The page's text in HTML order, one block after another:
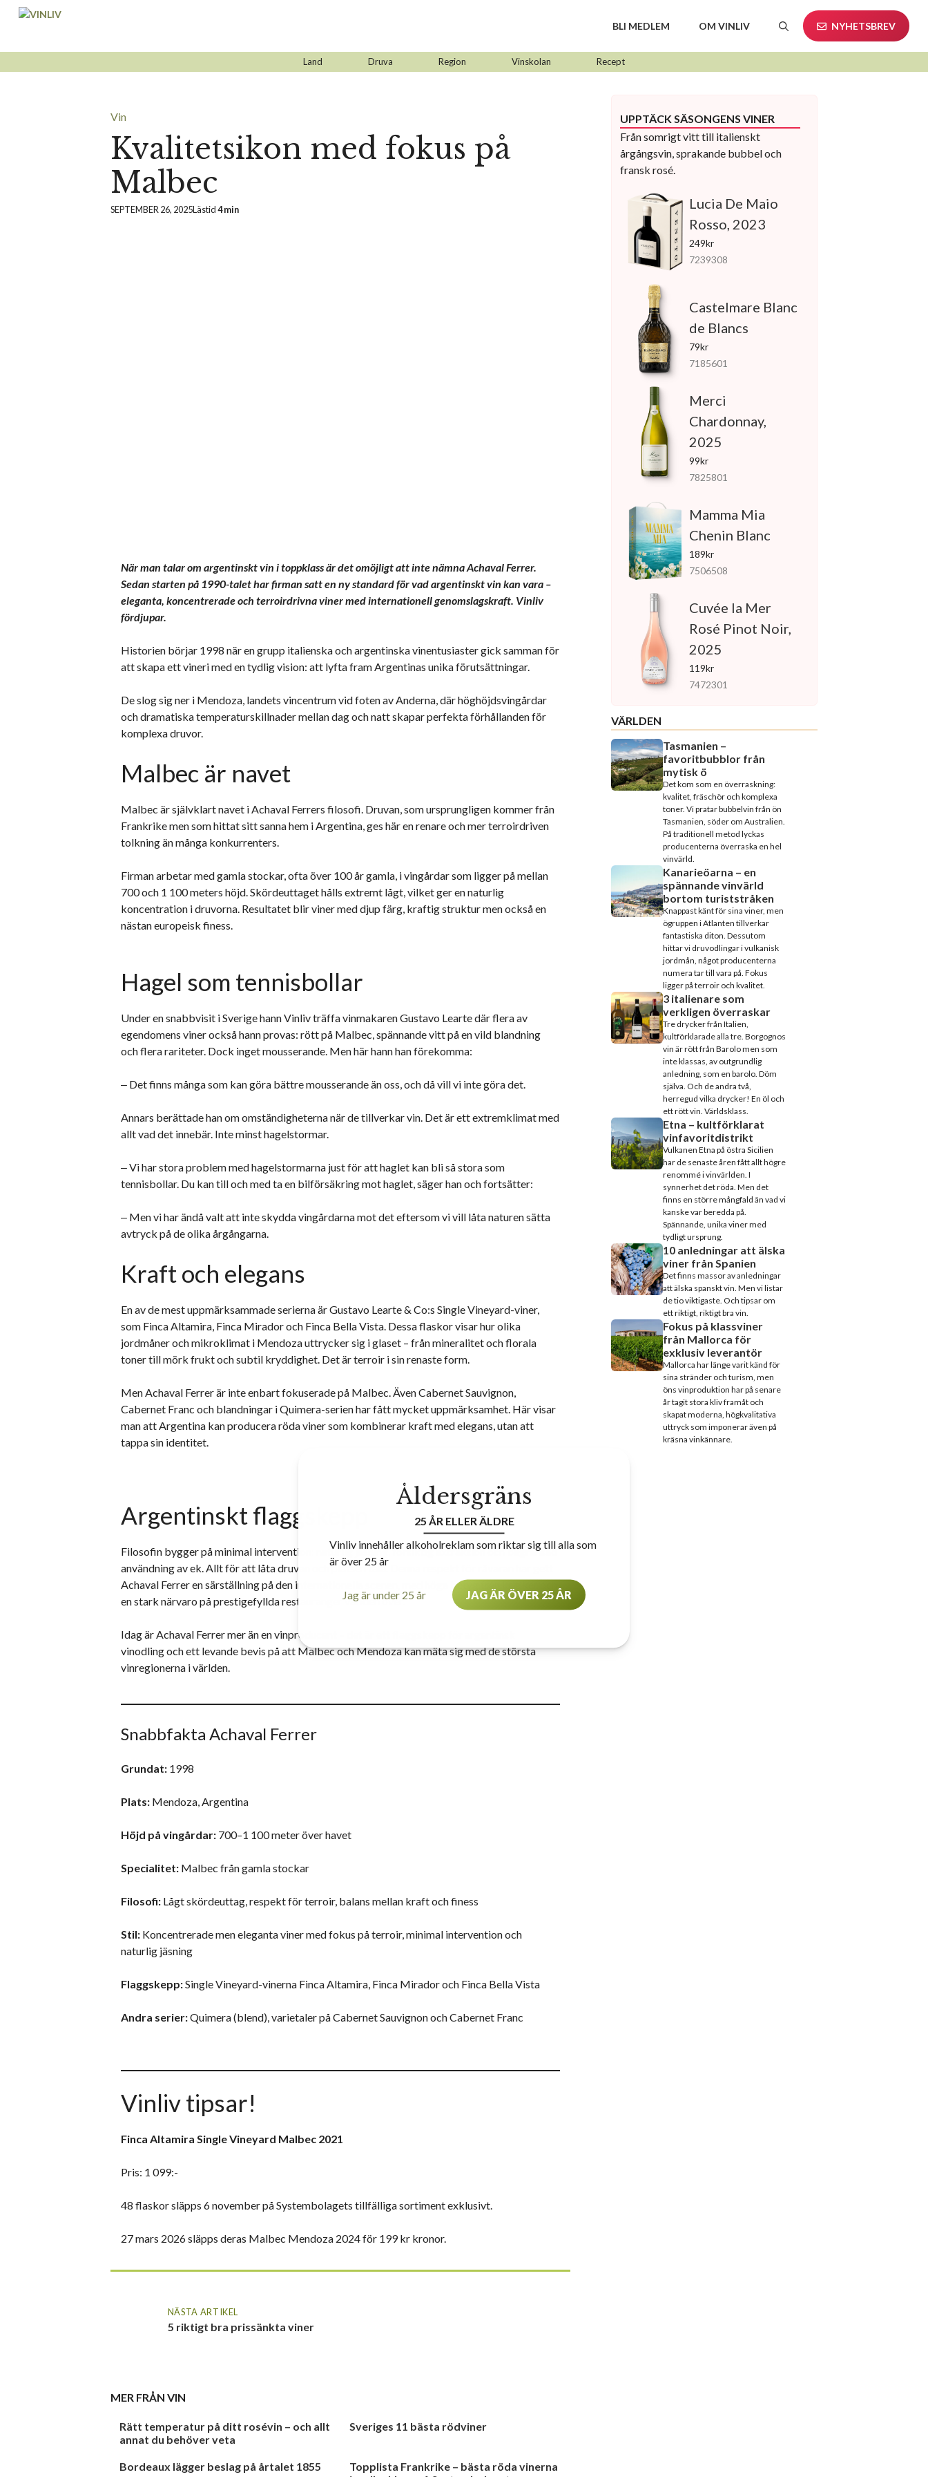
Hoppa
BLI MEDLEM OM VINLIV NYHETSBREV
Land Druva Region Vinskolan Recept
Vin
Kvalitetsikon med fokus på
Malbec
SEPTEMBER 26, 2025Lästid4 min
När man talar om argentinskt vin i toppklass är det omöjligt att inte nämna Achaval Ferrer.
Sedan starten på 1990-talet har firman satt en ny standard för vad argentinskt vin kan vara –
eleganta, koncentrerade och terroirdrivna viner med internationell genomslagskraft. Vinliv
fördjupar.
Historien börjar 1998 när en grupp italienska och argentinska vinentusiaster gick samman för
att skapa ett vineri med en tydlig vision: att lyfta fram Argentinas unika förutsättningar.
De slog sig ner i Mendoza, landets vincentrum vid foten av Anderna, där höghöjdsvingårdar
och dramatiska temperaturskillnader mellan dag och natt skapar perfekta förhållanden för
komplexa druvor.
Malbec är navet
Malbec är självklart navet i Achaval Ferrers filosofi. Druvan, som ursprungligen kommer från
Frankrike men som hittat sitt sanna hem i Argentina, ges här en renare och mer terroirdriven
tolkning än många konkurrenters.
Firman arbetar med gamla stockar, ofta över 100 år gamla, i vingårdar som ligger på mellan
700 och 1 100 meters höjd. Skördeuttaget hålls extremt lågt, vilket ger en naturlig
koncentration i druvorna. Resultatet blir viner med djup färg, kraftig struktur men också en
nästan europeisk finess.
Hagel som tennisbollar
Under en snabbvisit i Sverige hann Vinliv träffa vinmakaren Gustavo Learte där flera av
egendomens viner också hann provas: rött på Malbec, spännande vitt på en vild blandning
och flera rariteter. Dock inget mousserande. Men här hann han förekomma:
‒ Det finns många som kan göra bättre mousserande än oss, och då vill vi inte göra det.
Annars berättade han om omständigheterna när de tillverkar vin. Det är ett extremklimat med
allt vad det innebär. Inte minst hagelstormar.
‒ Vi har stora problem med hagelstormarna just för att haglet kan bli så stora som
tennisbollar. Du kan till och med ta en bilförsäkring mot haglet, säger han och fortsätter:
‒ Men vi har ändå valt att inte skydda vingårdarna mot det eftersom vi vill låta naturen sätta
avtryck på de olika årgångarna.
Kraft och elegans
En av de mest uppmärksammade serierna är Gustavo Learte & Co:s Single Vineyard-viner,
som Finca Altamira, Finca Mirador och Finca Bella Vista. Dessa flaskor visar hur olika
jordmåner och mikroklimat i Mendoza uttrycker sig i glaset – från mineralitet och florala
toner till mörk frukt och subtil kryddighet. Det är terroir i sin renaste form.
Men Achaval Ferrer är inte enbart fokuserade på Malbec. Även Cabernet Sauvignon,
Cabernet Franc och blandningar i Quimera-serien har fått mycket uppmärksamhet. Här visar
man att Argentina kan producera röda viner som kombinerar kraft med elegans, utan att
tappa sin identitet.
Argentinskt flaggskepp
Filosofin bygger på minimal intervention: naturlig jäsning, försiktig extraktion och begränsad
användning av ek. Allt för att låta druvan och platsen tala. Denna respekt för råvaran har gett
Achaval Ferrer en särställning på den internationella scenen, med höga betyg från kritiker och
en stark närvaro på prestigefyllda restauranger världen över.
Idag är Achaval Ferrer mer än en vinproducent – det är ett flaggskepp för argentinsk
vinodling och ett levande bevis på att Malbec och Mendoza kan mäta sig med de största
vinregionerna i världen.
Snabbfakta Achaval Ferrer
Grundat: 1998
Plats: Mendoza, Argentina
Höjd på vingårdar: 700–1 100 meter över havet
Specialitet: Malbec från gamla stockar
Filosofi: Lågt skördeuttag, respekt för terroir, balans mellan kraft och finess
Stil: Koncentrerade men eleganta viner med fokus på terroir, minimal intervention och
naturlig jäsning
Flaggskepp:Single Vineyard-vinerna Finca Altamira, Finca Mirador och Finca Bella Vista
Andra serier:Quimera (blend), varietaler på Cabernet Sauvignon och Cabernet Franc
Vinliv tipsar!
Finca Altamira Single Vineyard Malbec 2021
Pris: 1 099:-
48 flaskor släpps 6 november på Systembolagets tillfälliga sortiment exklusivt.
27 mars 2026 släpps deras Malbec Mendoza 2024 för 199 kr kronor.
NÄSTA ARTIKEL
5 riktigt bra prissänkta viner
MER FRÅN VIN
Rätt temperatur på ditt rosévin – och allt
annat du behöver veta
Sveriges 11 bästa rödviner
Bordeaux lägger beslag på årtalet 1855
Topplista Frankrike – bästa röda vinerna
UPPTÄCK SÄSONGENS VINER
Från somrigt vitt till italienskt
årgångsvin, sprakande bubbel och
fransk rosé.
Lucia De Maio
Rosso, 2023
249kr
7239308
Castelmare Blanc
de Blancs
79kr
7185601
Merci
Chardonnay,
2025
99kr
7825801
Mamma Mia
Chenin Blanc
189kr
7506508
Cuvée la Mer
Rosé Pinot Noir,
2025
119kr
7472301
VÄRLDEN
Tasmanien –
favoritbubblor från
mytisk ö
Det kom som en överraskning:
kvalitet, fräschör och komplexa
toner. Vi pratar bubbelvin från ön
Tasmanien, söder om Australien.
På traditionell metod lyckas
producenterna överraska en hel
vinvärld.
Kanarieöarna – en
spännande vinvärld
bortom turiststråken
Knappast känt för sina viner, men
ögruppen i Atlanten tillverkar
fantastiska diton. Dessutom
hittar vi druvodlingar i vulkanisk
jordmån, något producenterna
numera tar till vara på. Fokus
ligger på terroir och kvalitet.
3 italienare som
verkligen överraskar
Tre drycker från Italien,
kultförklarade alla tre. Borgognos
vin är rött från Barolo men som
inte klassas, av outgrundlig
anledning, som en barolo. Döm
själva. Och de andra två,
herregud vilka drycker! En öl och
ett rött vin. Världsklass.
Etna – kultförklarat
vinfavoritdistrikt
Vulkanen Etna på östra Sicilien
har de senaste åren fått allt högre
renommé i vinvärlden. I
synnerhet det röda. Men det
finns en större mångfald än vad vi
kanske var beredda på.
Spännande, unika viner med
tydligt ursprung.
10 anledningar att älska
viner från Spanien
Det finns massor av anledningar
att älska spanskt vin. Men vi listar
de tio viktigaste. Och tipsar om
ett riktigt, riktigt bra vin.
Fokus på klassviner
från Mallorca för
exklusiv leverantör
Mallorca har länge varit känd för
sina stränder och turism, men
öns vinproduktion har på senare
år tagit stora kliv framåt och
skapat moderna, högkvalitativa
uttryck som imponerar även på
kräsna vinkännare.
Åldersgräns
25 ÅR ELLER ÄLDRE
Vinliv innehåller alkoholreklam som riktar sig till alla som
är över 25 år
Jag är under 25 år JAG ÄR ÖVER 25 ÅR